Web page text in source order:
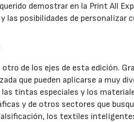
demostrar en la Print All
las posibilidades de personalizar
de los ejes de esta edición.
que pueden aplicarse a muy
tintas especiales y los
y de otros sectores que
los textiles